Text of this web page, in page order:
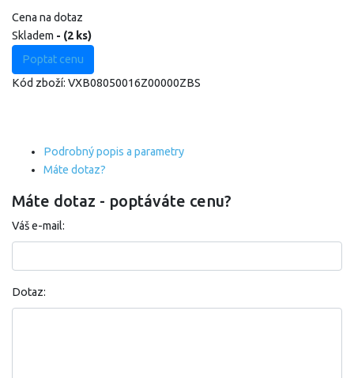
Cena na dotaz
Skladem - (2 ks)
Poptat cenu
Kód zboží: VXB08050016Z00000ZBS
Podrobný popis a parametry
Máte dotaz?
Máte dotaz - poptáváte cenu?
Váš e-mail:
Dotaz: